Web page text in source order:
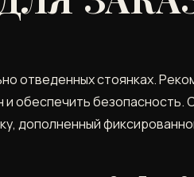
отведенных стоянках.
обеспечить безопасность.
дополненный